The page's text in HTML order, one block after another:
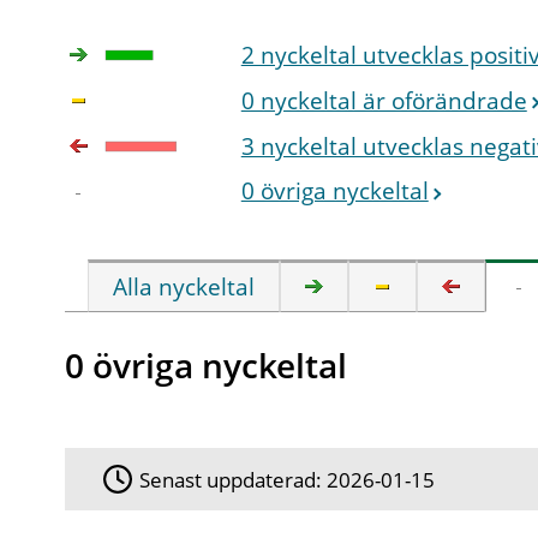
2 nyckeltal utvecklas
0 nyckeltal är oförändrade
3 nyckeltal utvecklas
0 övriga nyckeltal
Alla nyckeltal
0 övriga nyckeltal
Senast uppdaterad:2026-01-15